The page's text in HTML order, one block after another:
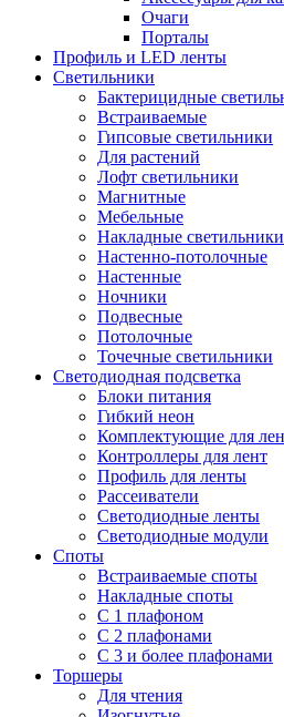
Очаги
Порталы
Профиль и LED ленты
Светильники
Бактерицидные
Встраиваемые
Гипсовые светильники
Для растений
Лофт светильники
Магнитные
Мебельные
Накладные светильники
Настенно-потолочные
Настенные
Ночники
Подвесные
Потолочные
Точечные светильники
Светодиодная подсветка
Блоки питания
Гибкий неон
Комплектующие для
Контроллеры для лент
Профиль для ленты
Рассеиватели
Светодиодные ленты
Светодиодные модули
Споты
Встраиваемые споты
Накладные споты
С 1 плафоном
С 2 плафонами
С 3 и более плафонами
Торшеры
Для чтения